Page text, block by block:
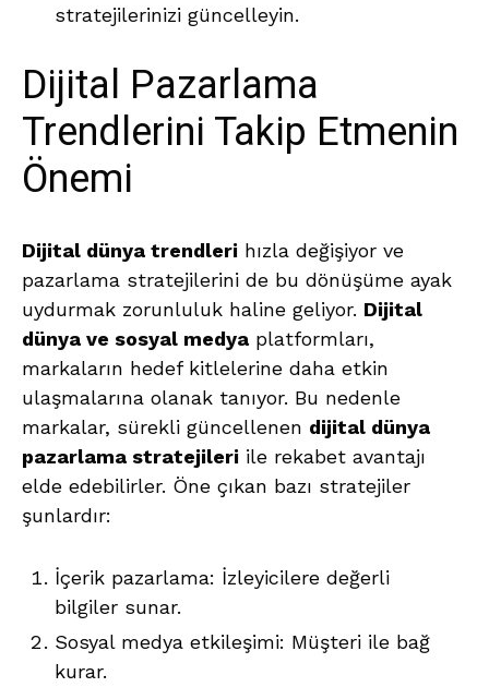
stratejilerinizi güncelleyin.
Dijital Pazarlama
Trendlerini Takip Etmenin
Önemi
Dijital dünya trendleri hızla değişiyor ve
pazarlama stratejilerini de bu dönüşüme ayak
uydurmak zorunluluk haline geliyor. Dijital
dünya ve sosyal medya platformları,
markaların hedef kitlelerine daha etkin
ulaşmalarına olanak tanıyor. Bu nedenle
markalar, sürekli güncellenen dijital dünya
pazarlama stratejileri ile rekabet avantajı
elde edebilirler. Öne çıkan bazı stratejiler
şunlardır:
İçerik pazarlama: İzleyicilere değerli
bilgiler sunar.
Sosyal medya etkileşimi: Müşteri ile bağ
kurar.